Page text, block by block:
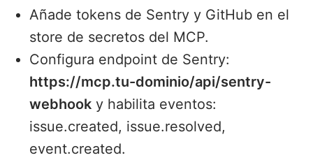
Añade tokens de Sentry y GitHub en el
store de secretos del MCP.
Configura endpoint de Sentry:
https://mcp.tu-dominio/api/sentry-
webhook y habilita eventos:
issue.created, issue.resolved,
event.created.